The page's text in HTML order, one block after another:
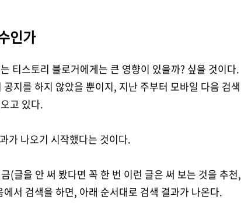
인가
티스토리 블로거에게는 큰 영향이 있을까? 싶을 것이다.
지를 하지 않았을 뿐이지, 지난 주부터 모바일 다음 검색
고 있다.
가 나오기 시작했다는 것이다.
(글을 안 써 봤다면 꼭 한 번 이런 글은 써 보는 것을 추천,
서 검색을 하면, 아래 순서대로 검색 결과가 나온다.